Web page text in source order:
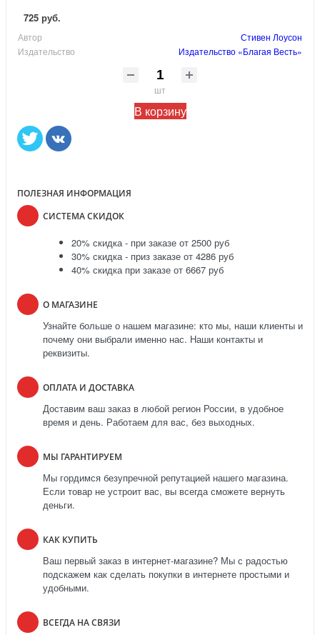
725 руб.
Автор
Стивен Лоусон
Издательство
Издательство «Благая Весть»
шт
В корзину
ПОЛЕЗНАЯ ИНФОРМАЦИЯ
СИСТЕМА СКИДОК
20% скидка - при заказе от 2500 руб
30% скидка - приз заказе от 4286 руб
40% скидка при заказе от 6667 руб
О МАГАЗИНЕ
Узнайте больше о нашем магазине: кто мы, наши клиенты и
почему они выбрали именно нас. Наши контакты и
реквизиты.
ОПЛАТА И ДОСТАВКА
Доставим ваш заказ в любой регион России, в удобное
время и день. Работаем для вас, без выходных.
МЫ ГАРАНТИРУЕМ
Мы гордимся безупречной репутацией нашего магазина.
Если товар не устроит вас, вы всегда сможете вернуть
деньги.
КАК КУПИТЬ
Ваш первый заказ в интернет-магазине? Мы с радостью
подскажем как сделать покупки в интернете простыми и
удобными.
ВСЕГДА НА СВЯЗИ